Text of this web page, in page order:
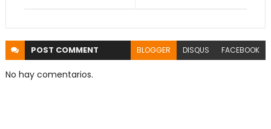
POST COMMENT BLOGGER DISQUS FACEBOOK
No hay comentarios.